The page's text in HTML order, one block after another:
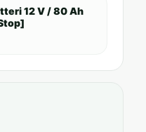
12 V / 80 Ah